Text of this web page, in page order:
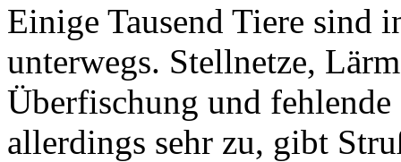
Einige Tausend Tiere sind
unterwegs. Stellnetze,
Überfischung und fehlende
allerdings sehr zu, gibt